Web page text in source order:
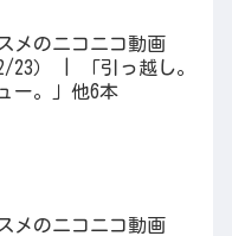
メのニコニコ動画
23） | 「引っ越し。
ー。」他6本
メのニコニコ動画